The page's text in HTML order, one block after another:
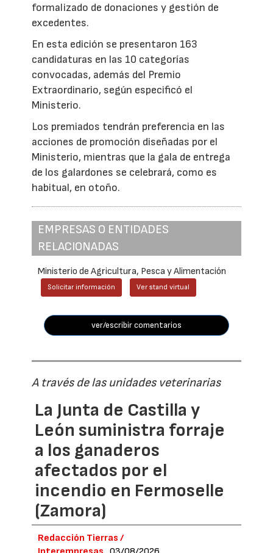
formalizado de donaciones y gestión de
excedentes.
En esta edición se presentaron 163
candidaturas en las 10 categorías
convocadas, además del Premio
Extraordinario, según especificó el
Ministerio.
Los premiados tendrán preferencia en las
acciones de promoción diseñadas por el
Ministerio, mientras que la gala de entrega
de los galardones se celebrará, como es
habitual, en otoño.
EMPRESAS O ENTIDADES
RELACIONADAS
Ministerio de Agricultura, Pesca y Alimentación
Solicitar información Ver stand virtual
ver/escribir comentarios
A través de las unidades veterinarias
La Junta de Castilla y
León suministra forraje
a los ganaderos
afectados por el
incendio en Fermoselle
(Zamora)
Redacción Tierras /